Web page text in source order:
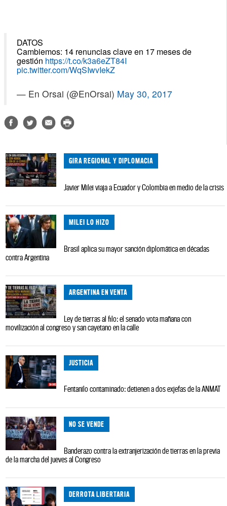
DATOS
Cambiemos: 14 renuncias clave en 17 meses de
gestión https://t.co/k3a6eZT84I
pic.twitter.com/WqSIwvIekZ
— En Orsai (@EnOrsai) May 30, 2017
GIRA REGIONAL Y DIPLOMACIA
Javier Milei viaja a Ecuador y Colombia en medio de la crisis
MILEI LO HIZO
Brasil aplica su mayor sanción diplomática en décadas
contra Argentina
ARGENTINA EN VENTA
Ley de tierras al filo: el senado vota mañana con
movilización al congreso y san cayetano en la calle
JUSTICIA
Fentanilo contaminado: detienen a dos exjefas de la ANMAT
NO SE VENDE
Banderazo contra la extranjerización de tierras en la previa
de la marcha del jueves al Congreso
DERROTA LIBERTARIA